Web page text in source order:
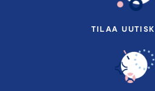
TILAA